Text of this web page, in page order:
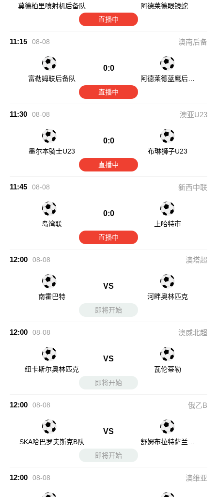
莫德柏里喷射机后备队
阿德莱德眼镜蛇后
直播中
11:15 08-08 澳南后备
富勒姆联后备队
0:0
阿德莱德蓝鹰后备
直播中
11:30 08-08 澳亚U23
墨尔本骑士U23
0:0
布琳狮子U23
直播中
11:45 08-08 新西中联
岛湾联
0:0
上哈特市
直播中
12:00 08-08 澳塔超
南霍巴特
VS
河畔奥林匹克
即将开始
12:00 08-08 澳威北超
纽卡斯尔奥林匹克
VS
瓦伦蒂勒
即将开始
12:00 08-08 俄乙B
SKA哈巴罗夫斯克B队
VS
舒姆布拉特萨兰斯
即将开始
12:00 08-08 澳维亚